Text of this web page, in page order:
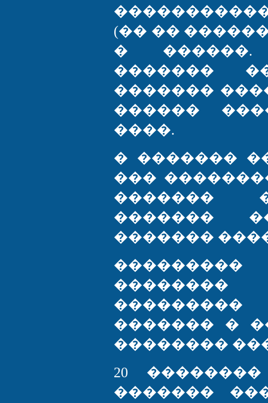
(�� ��
� ������.
�������
�������
������
����.
� �������
���
�������
�������
�������
������� �
��������
20
�������